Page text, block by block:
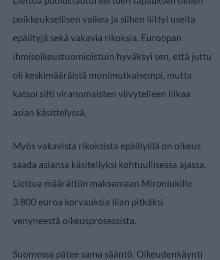
poikkeuksellisen vaikea ja siihen liittyi useita
epäiltyjä sekä vakavia rikoksia. Euroopan
ihmisoikeustuomioistuin hyväksyi sen, että juttu
oli keskimääräistä monimutkaisempi, mutta
katsoi silti viranomaisten viivytelleen liikaa
asian käsittelyssä.
Myös vakavista rikoksista epäillyillä on oikeus
saada asiansa käsitellyksi kohtuullisessa ajassa.
Liettua määrättiin maksamaan Mironiukille
3.800 euroa korvauksia liian pitkäksi
venyneestä oikeusprosessista.
Suomessa pätee sama sääntö. Oikeudenkäynti